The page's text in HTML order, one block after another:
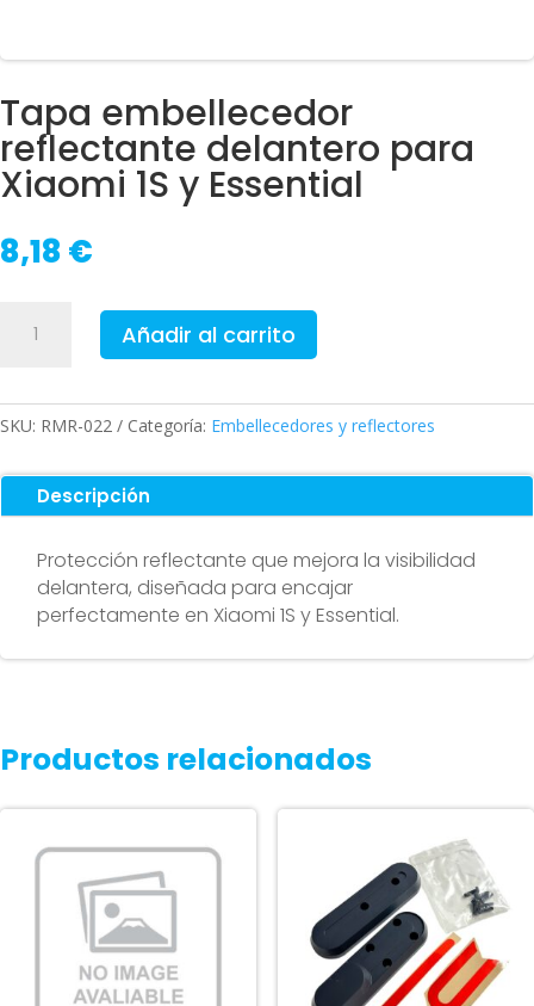
Tapa embellecedor
reflectante delantero para
Xiaomi 1S y Essential
8,18€
embellecedor
para
1S
cantidad
Añadir al carrito
SKU: RMR-022 Categoría: Embellecedores y reflectores
Descripción
Protección reflectante que mejora la visibilidad
delantera, diseñada para encajar
perfectamente en Xiaomi 1S y Essential.
Productos relacionados